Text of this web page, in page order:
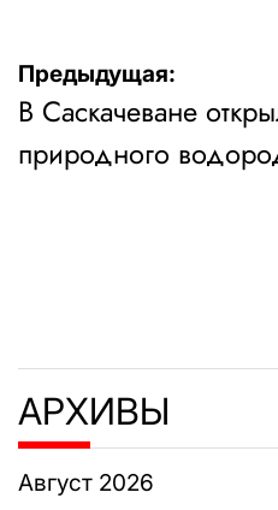
Навигация
по
записям
Предыдущая:
В Саскачеване
природного
АРХИВЫ
Август 2026